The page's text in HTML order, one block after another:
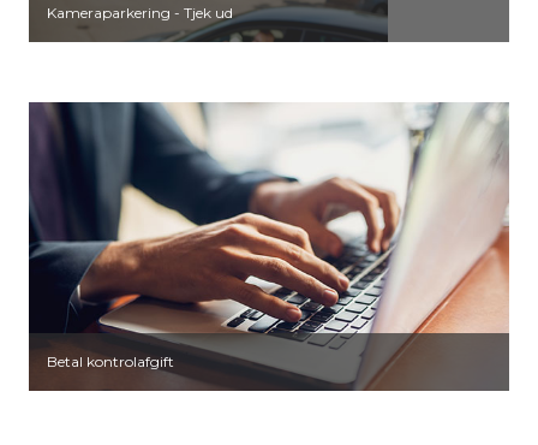
Kameraparkering - Tjek ud
Betal kontrolafgift